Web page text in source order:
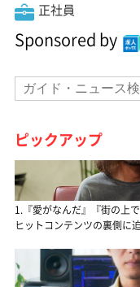
正社員
Sponsored by
ピックアップ
1.『愛がなんだ』『街の上
ヒットコンテンツの裏側に